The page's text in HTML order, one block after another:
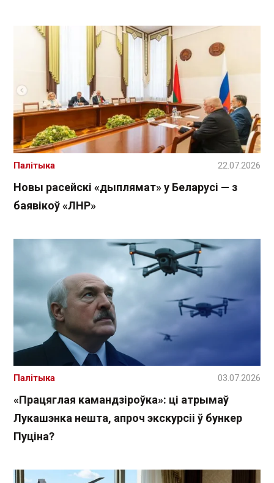
Новы расейскі «дыплямат» у Беларусі — з
баявікоў «ЛНР»
Палітыка 22.07.2026
«Працяглая камандзіроўка»: ці атрымаў
Лукашэнка нешта, апроч экскурсіі ў бункер
Пуціна?
Палітыка 03.07.2026